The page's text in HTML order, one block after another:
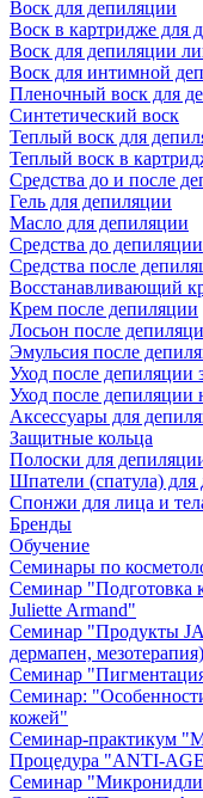
Воск для депиляции
Воск в картридже для
Воск для депиляции
Воск для интимной
Пленочный воск для
Синтетический воск
Теплый воск для
Теплый воск в
Средства до и после
Гель для депиляции
Масло для депиляции
Средства до депиляции
Средства после
Восстанавливающий
Крем после депиляции
Лосьон после
Эмульсия после
Уход после депиляции
Уход после депиляции
Аксессуары для
Защитные кольца
Полоски для
Шпатели (спатула) для
Спонжи для лица и
Бренды
Обучение
Семинары по
Семинар "Подготовка
Juliette Armand"
Семинар "Продукты JA
дермапен,
Семинар
Семинар:
кожей"
Семинар-практикум
Процедура "ANTI-AGE
Семинар